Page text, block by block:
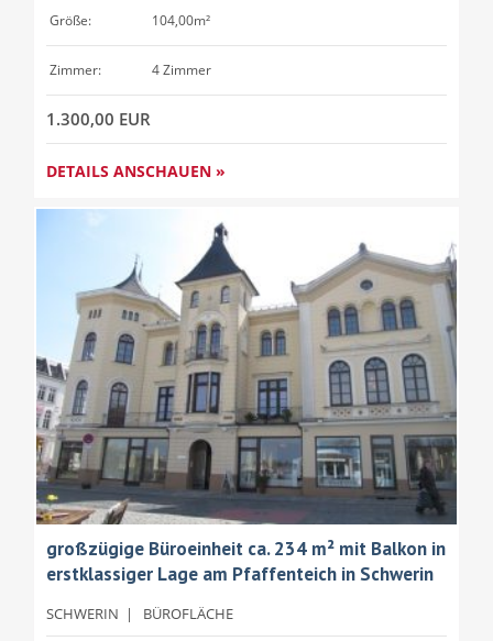
Größe: 104,00m²
Zimmer: 4 Zimmer
1.300,00 EUR
DETAILS ANSCHAUEN »
großzügige Büroeinheit ca. 234 m² mit Balkon in
erstklassiger Lage am Pfaffenteich in Schwerin
SCHWERIN | BÜROFLÄCHE